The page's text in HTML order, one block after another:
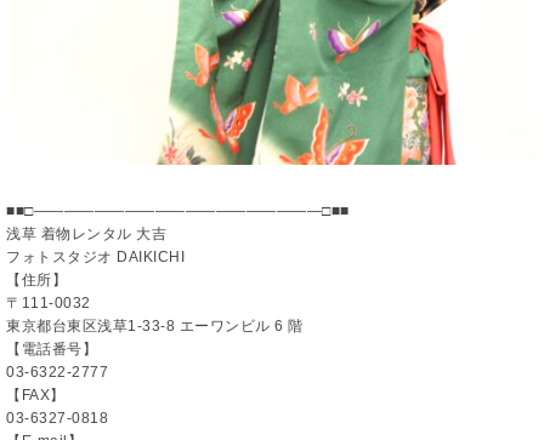
■■□―――――――――――――――――――□■■
浅草 着物レンタル 大吉
フォトスタジオ DAIKICHI
【住所】
〒111-0032
東京都台東区浅草1-33-8 エーワンビル 6 階
【電話番号】
03-6322-2777
【FAX】
03-6327-0818